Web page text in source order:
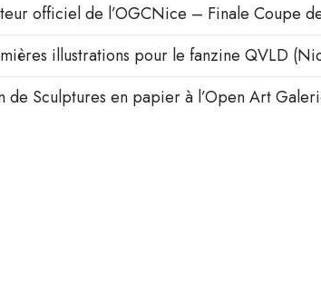
officiel de l’OGCNice – Finale Coupe
illustrations pour le fanzine QVLD
de Sculptures en papier à l’Open Art